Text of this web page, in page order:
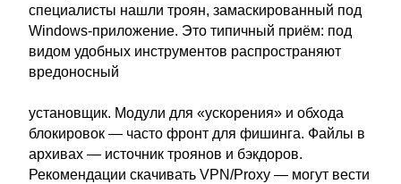
специалисты нашли троян, замаскированный под
Windows‑приложение. Это типичный приём: под
видом удобных инструментов распространяют
вредоносный
установщик. Модули для «ускорения» и обхода
блокировок — часто фронт для фишинга. Файлы в
архивах — источник троянов и бэкдоров.
Рекомендации скачивать VPN/Proxy — могут вести